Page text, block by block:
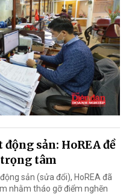
sản: HoREA đề
tâm
sản (sửa đổi), HoREA đã
nhằm tháo gỡ điểm nghẽn